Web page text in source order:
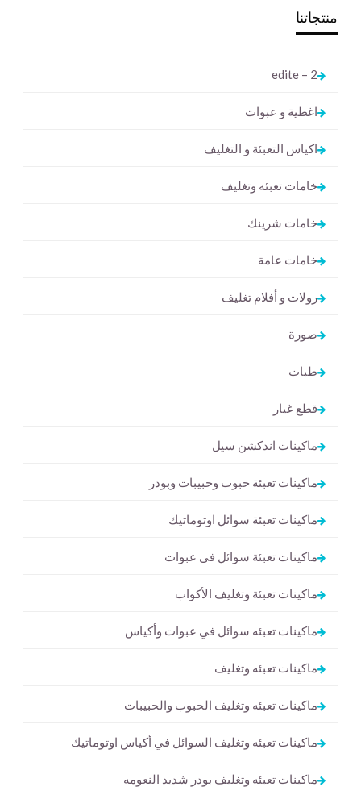
منتجاتنا
2 – edite
اغطية و عبوات
اكياس التعبئة و التغليف
خامات تعبئه وتغليف
خامات شرينك
خامات عامة
رولات و أفلام تغليف
صورة
طبات
قطع غيار
ماكينات اندكشن سيل
ماكينات تعبئة حبوب وحبيبات وبودر
ماكينات تعبئة سوائل اوتوماتيك
ماكينات تعبئة سوائل فى عبوات
ماكينات تعبئة وتغليف الأكواب
ماكينات تعبئه سوائل في عبوات وأكياس
ماكينات تعبئه وتغليف
ماكينات تعبئه وتغليف الحبوب والحبيبات
ماكينات تعبئه وتغليف السوائل في أكياس اوتوماتيك
ماكينات تعبئه وتغليف بودر شديد النعومه